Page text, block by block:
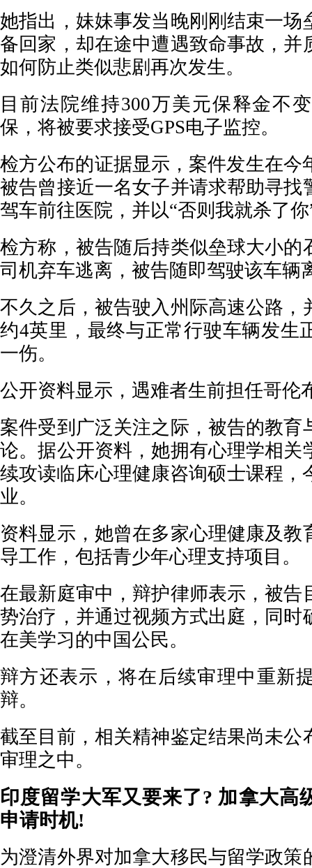
她指出，妹妹事发当晚刚刚结束一场
备回家，却在途中遭遇致命事故，并
如何防止类似悲剧再次发生。
目前法院维持300万美元保释金不
保，将被要求接受GPS电子监控。
检方公布的证据显示，案件发生在今
被告曾接近一名女子并请求帮助寻找
驾车前往医院，并以“否则我就杀了
检方称，被告随后持类似垒球大小的
司机弃车逃离，被告随即驾驶该车辆
不久之后，被告驶入州际高速公路，
约4英里，最终与正常行驶车辆发生
一伤。
公开资料显示，遇难者生前担任哥伦
案件受到广泛关注之际，被告的教育
论。据公开资料，她拥有心理学相关
续攻读临床心理健康咨询硕士课程，
业。
资料显示，她曾在多家心理健康及教
导工作，包括青少年心理支持项目。
在最新庭审中，辩护律师表示，被告
势治疗，并通过视频方式出庭，同时
在美学习的中国公民。
辩方还表示，将在后续审理中重新
辩。
截至目前，相关精神鉴定结果尚未公
审理之中。
印度留学大军又要来了? 加拿大高
申请时机!
为澄清外界对加拿大移民与留学政策